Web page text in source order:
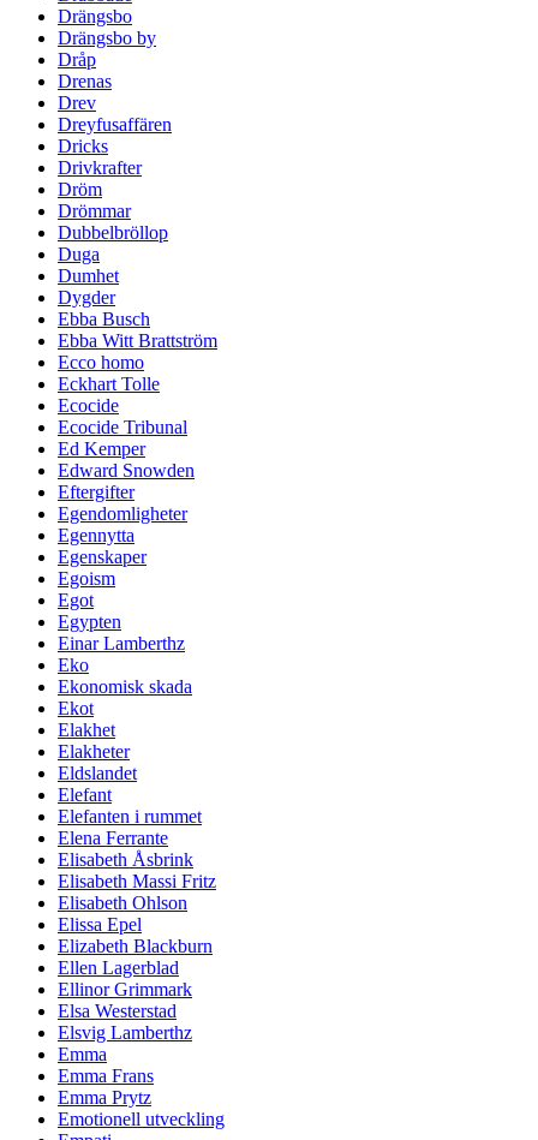
Drängsbo
Drängsbo by
Dråp
Drenas
Drev
Dreyfusaffären
Dricks
Drivkrafter
Dröm
Drömmar
Dubbelbröllop
Duga
Dumhet
Dygder
Ebba Busch
Ebba Witt Brattström
Ecco homo
Eckhart Tolle
Ecocide
Ecocide Tribunal
Ed Kemper
Edward Snowden
Eftergifter
Egendomligheter
Egennytta
Egenskaper
Egoism
Egot
Egypten
Einar Lamberthz
Eko
Ekonomisk skada
Ekot
Elakhet
Elakheter
Eldslandet
Elefant
Elefanten i rummet
Elena Ferrante
Elisabeth Åsbrink
Elisabeth Massi Fritz
Elisabeth Ohlson
Elissa Epel
Elizabeth Blackburn
Ellen Lagerblad
Ellinor Grimmark
Elsa Westerstad
Elsvig Lamberthz
Emma
Emma Frans
Emma Prytz
Emotionell utveckling